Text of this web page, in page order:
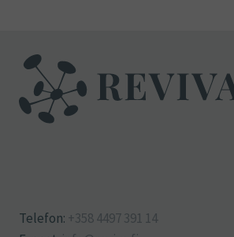
Telefon: +358 4497 391 14